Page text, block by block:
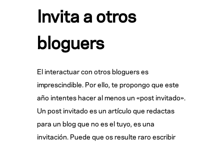
Invita a otros
bloguers
El interactuar con otros bloguers es
imprescindible. Por ello, te propongo que este
año intentes hacer al menos un «post invitado».
Un post invitado es un artículo que redactas
para un blog que no es el tuyo, es una
invitación. Puede que os resulte raro escribir